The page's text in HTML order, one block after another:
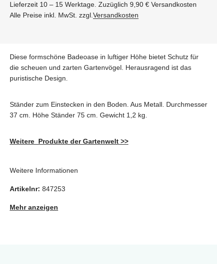
Lieferzeit 10 – 15 Werktage. Zuzüglich 9,90 € Versandkosten
Alle Preise inkl. MwSt. zzgl.Versandkosten
Diese formschöne Badeoase in luftiger Höhe bietet Schutz für
die scheuen und zarten Gartenvögel. Herausragend ist das
puristische Design.
Ständer zum Einstecken in den Boden. Aus Metall. Durchmesser
37 cm. Höhe Ständer 75 cm. Gewicht 1,2 kg.
Weitere Produkte der Gartenwelt >>
Weitere Informationen
Artikelnr: 847253
Mehr anzeigen